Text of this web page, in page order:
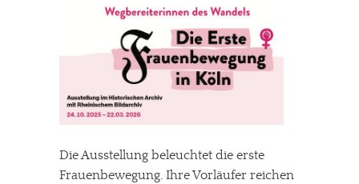
Die Ausstellung beleuchtet die erste
Frauenbewegung. Ihre Vorläufer reichen